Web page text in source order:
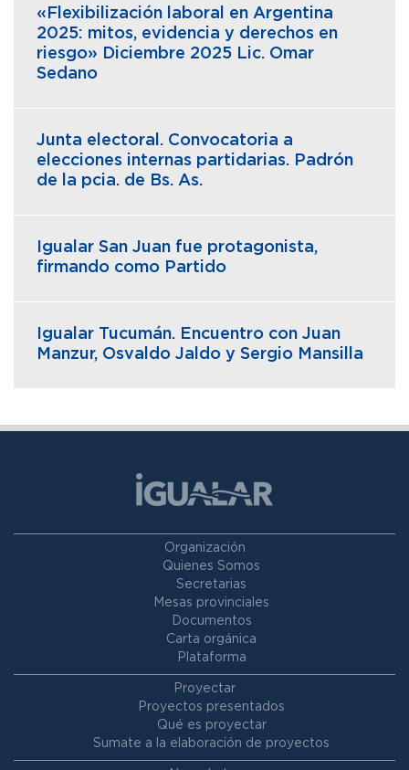
«Flexibilización laboral en Argentina
2025: mitos, evidencia y derechos en
riesgo» Diciembre 2025 Lic. Omar
Sedano
Junta electoral. Convocatoria a
elecciones internas partidarias. Padrón
de la pcia. de Bs. As.
Igualar San Juan fue protagonista,
firmando como Partido
Igualar Tucumán. Encuentro con Juan
Manzur, Osvaldo Jaldo y Sergio Mansilla
Organización
Quienes Somos
Secretarias
Mesas provinciales
Documentos
Carta orgánica
Plataforma
Proyectar
Proyectos presentados
Qué es proyectar
Sumate a la elaboración de proyectos